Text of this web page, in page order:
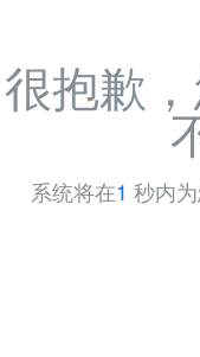
很抱歉
系统将在1 秒内